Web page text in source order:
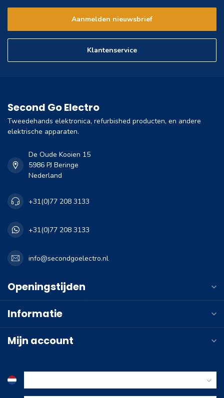
Aanmelden nieuwsbrief
Klantenservice
Second Go Electro
Tweedehands elektronica, refurbished producten, en andere
elektrische apparaten.
De Oude Kooien 15
5986 PJ Beringe
Nederland
+31(0)77 208 3133
+31(0)77 208 3133
info@secondgoelectro.nl
Openingstijden
Informatie
Mijn account